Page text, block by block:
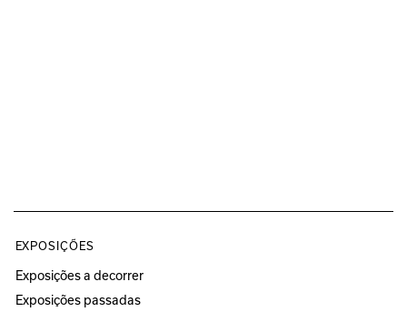
EXPOSIÇÕES
Exposições a decorrer
Exposições passadas